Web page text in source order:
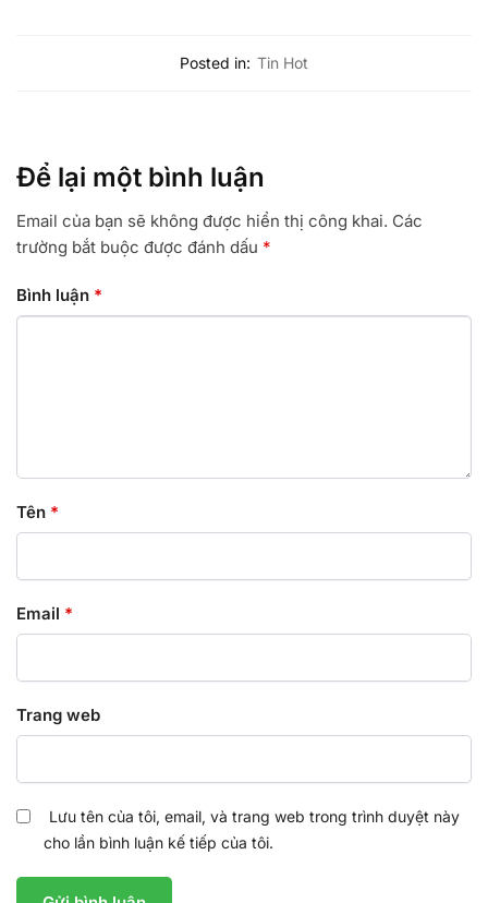
Posted in: Tin Hot
Để lại một bình luận
Email của bạn sẽ không được hiển thị công khai. Các
trường bắt buộc được đánh dấu *
Bình luận *
Tên *
Email *
Trang web
Lưu tên của tôi, email, và trang web trong trình duyệt này
cho lần bình luận kế tiếp của tôi.